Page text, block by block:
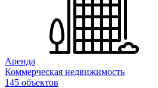
Аренда
Коммерческая недвижимость
145 объектов